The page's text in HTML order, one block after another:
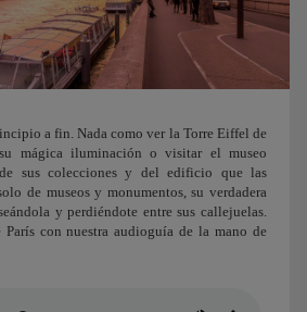
a fin. Nada como ver la Torre Eiffel de
mágica iluminación o visitar el museo
de sus colecciones y del edificio que las
de museos y monumentos, su verdadera
y perdiéndote entre sus callejuelas.
París con nuestra audioguía de la mano de